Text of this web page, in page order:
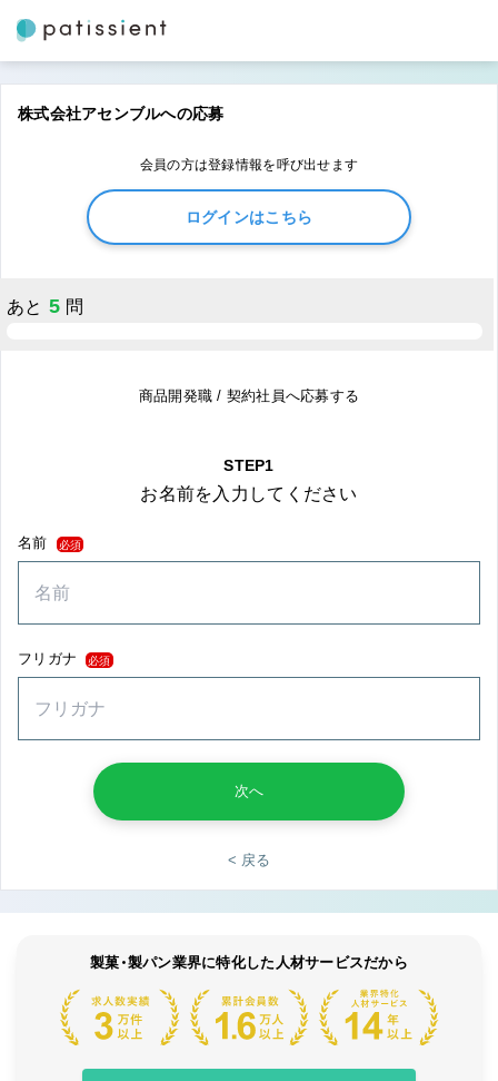
株式会社アセンブルへの応募
会員の方は登録情報を呼び出せます
ログインはこちら
あと 5 問
商品開発職 / 契約社員へ応募する
STEP1
お名前を入力してください
名前 必須
フリガナ 必須
次へ
< 戻る
製菓・製パン業界に特化した人材サービスだから